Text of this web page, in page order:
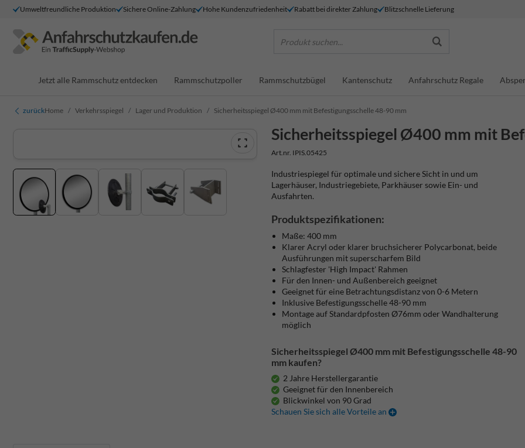
Umweltfreundliche Produktion Sichere Online-Zahlung Hohe Kundenzufriedenheit Rabatt bei direkter Zahlung Blitzschnelle Lieferung
Produkt suchen...
Jetzt alle Rammschutz entdecken Rammschutzpoller Rammschutzbügel Kantenschutz Anfahrschutz Regale
zurückHome Verkehrsspiegel Lager und Produktion Sicherheitsspiegel Ø400 mm mit Befestigungsschelle 48-90 mm
Sicherheitsspiegel Ø400 mm mit
Art.nr. IPIS.05425
Industriespiegel für optimale und sichere Sicht in und um
Lagerhäuser, Industriegebiete, Parkhäuser sowie Ein- und
Ausfahrten.
Produktspezifikationen:
Maße: 400 mm
Klarer Acryl oder klarer bruchsicherer Polycarbonat, beide
Ausführungen mit superscharfem Bild
Schlagfester 'High Impact' Rahmen
Für den Innen- und Außenbereich geeignet
Geeignet für eine Betrachtungsdistanz von 0-6 Metern
Inklusive Befestigungsschelle 48-90 mm
Montage auf Standardpfosten Ø76mm oder Wandhalterung
möglich
Sicherheitsspiegel Ø400 mm mit Befestigungsschelle 48-90
mm kaufen?
2 Jahre Herstellergarantie
Geeignet für den Innenbereich
Blickwinkel von 90 Grad
Schauen Sie sich alle Vorteile an